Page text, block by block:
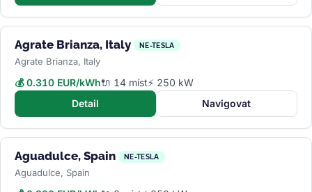
Agrate Brianza, Italy NE-TESLA
Agrate Brianza, Italy
💰 0.310 EUR/kWh🔌 14 míst⚡ 250 kW
Detail
Navigovat
Aguadulce, Spain NE-TESLA
Aguadulce, Spain